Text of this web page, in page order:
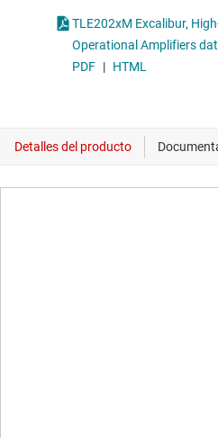
TLE202xM Excalibur,
Operational
PDF | HTML